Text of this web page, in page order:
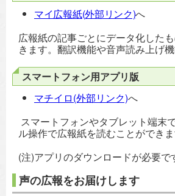
マイ広報紙(外部リンク)へ
広報紙の記事ごとにデータ化した
きます。翻訳機能や音声読み上げ機
スマートフォン用アプリ版
マチイロ(外部リンク)へ
スマートフォンやタブレット端末
ル操作で広報紙を読むことができま
(注)アプリのダウンロードが必要で
声の広報をお届けします